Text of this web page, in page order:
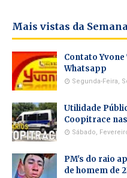
Mais vistas da Semana
Contato
Whatsapp
Segunda-Feira,
Utilidade
Coopitrace
Sábado,
PM's do raio
de homem de